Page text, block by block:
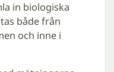
in biologiska
både från
och inne i